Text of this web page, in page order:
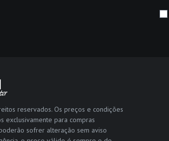
reservados. Os preços e condições
exclusivamente para compras
sofrer alteração sem aviso